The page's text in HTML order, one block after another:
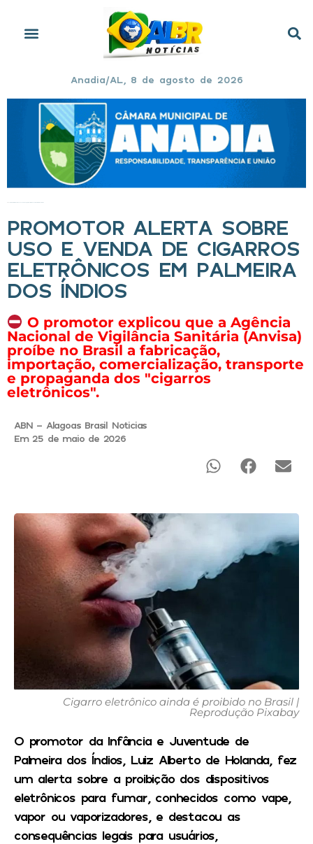
Anadia/AL, 8 de agosto de 2026
PROMOTOR ALERTA SOBRE
USO E VENDA DE CIGARROS
ELETRÔNICOS EM PALMEIRA
DOS ÍNDIOS
O promotor explicou que a Agência
Nacional de Vigilância Sanitária (Anvisa)
proíbe no Brasil a fabricação,
importação, comercialização, transporte
e propaganda dos "cigarros
eletrônicos".
ABN - Alagoas Brasil Noticias
Em 25 de maio de 2026
Cigarro eletrônico ainda é proibido no Brasil |
Reprodução Pixabay
O promotor da Infância e Juventude de
Palmeira dos Índios, Luiz Alberto de Holanda, fez
um alerta sobre a proibição dos dispositivos
eletrônicos para fumar, conhecidos como vape,
vapor ou vaporizadores, e destacou as
consequências legais para usuários,